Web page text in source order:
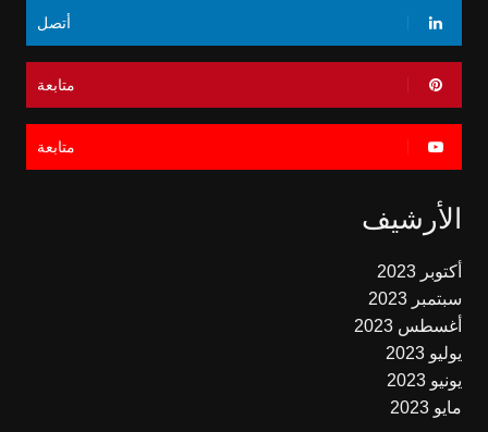
أتصل
متابعة
متابعة
الأرشيف
أكتوبر 2023
سبتمبر 2023
أغسطس 2023
يوليو 2023
يونيو 2023
مايو 2023